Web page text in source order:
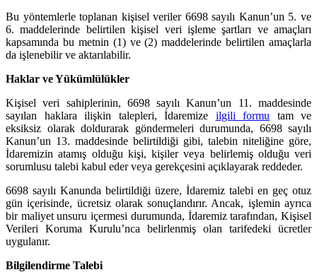
Bu yöntemlerle toplanan kişisel veriler 6698 sayılı Kanun’un 5. ve
6. maddelerinde belirtilen kişisel veri işleme şartları ve amaçları
kapsamında bu metnin (1) ve (2) maddelerinde belirtilen amaçlarla
da işlenebilir ve aktarılabilir.
Haklar ve Yükümlülükler
Kişisel veri sahiplerinin, 6698 sayılı Kanun’un 11. maddesinde
sayılan haklara ilişkin talepleri, İdaremize ilgili formu tam ve
eksiksiz olarak doldurarak göndermeleri durumunda, 6698 sayılı
Kanun’un 13. maddesinde belirtildiği gibi, talebin niteliğine göre,
İdaremizin atamış olduğu kişi, kişiler veya belirlemiş olduğu veri
sorumlusu talebi kabul eder veya gerekçesini açıklayarak reddeder.
6698 sayılı Kanunda belirtildiği üzere, İdaremiz talebi en geç otuz
gün içerisinde, ücretsiz olarak sonuçlandırır. Ancak, işlemin ayrıca
bir maliyet unsuru içermesi durumunda, İdaremiz tarafından, Kişisel
Verileri Koruma Kurulu’nca belirlenmiş olan tarifedeki ücretler
uygulanır.
Bilgilendirme Talebi